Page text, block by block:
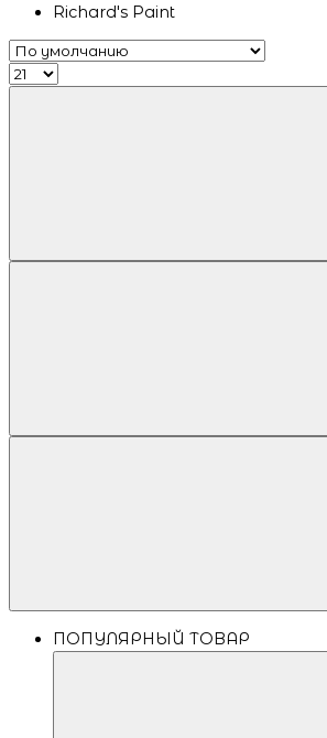
Richard's Paint
ПОПУЛЯРНЫЙ ТОВАР